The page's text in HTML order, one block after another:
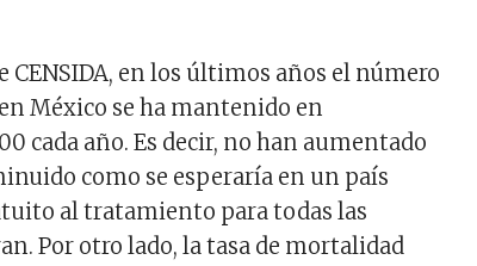
CENSIDA, en los últimos años el número
México se ha mantenido en
cada año. Es decir, no han aumentado
como se esperaría en un país
al tratamiento para todas las
Por otro lado, la tasa de mortalidad